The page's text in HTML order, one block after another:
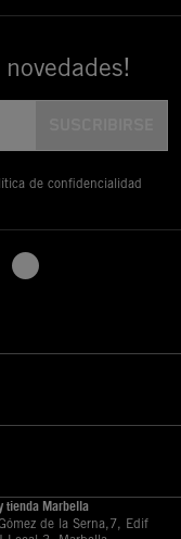
de confidencialidad
tienda Marbella
de la Serna,7, Edif